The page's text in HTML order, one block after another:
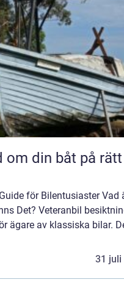
för Bilentusiaster Vad
Det? Veteranbil
ägare av klassiska bilar.
31 juli